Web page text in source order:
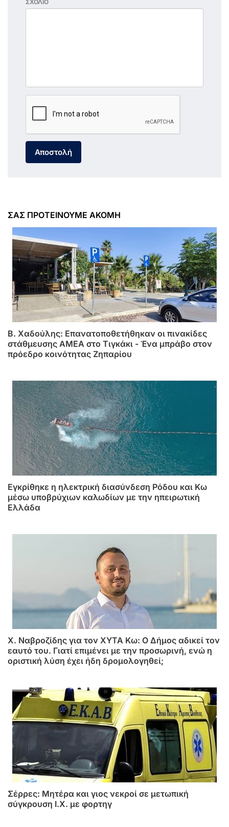
ΣΧΟΛΙΟ
Αποστολή
ΣΑΣ ΠΡΟΤΕΙΝΟΥΜΕ ΑΚΟΜΗ
B. Xαδούλης: Επανατοποθετήθηκαν οι πινακίδες
στάθμευσης ΑMΕΑ στο Τιγκάκι - Ένα μπράβο στον
πρόεδρο κοινότητας Ζηπαρίου
Εγκρίθηκε η ηλεκτρική διασύνδεση Ρόδου και Κω
μέσω υποβρύχιων καλωδίων με την ηπειρωτική
Ελλάδα
Χ. Ναβροζίδης για τον ΧΥΤΑ Kω: Ο Δήμος αδικεί τον
εαυτό του. Γιατί επιμένει με την προσωρινή, ενώ η
οριστική λύση έχει ήδη δρομολογηθεί;
Σέρρες: Μητέρα και γιος νεκροί σε μετωπική
σύγκρουση Ι.Χ. με φορτηγ